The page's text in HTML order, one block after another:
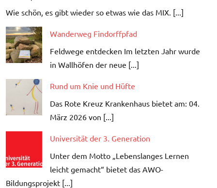
Wie schön, es gibt wieder so etwas wie das MIX. [...]
Wanderweg Findorffpfad
Feldwege entdecken Im letzten Jahr wurde
in Wallhöfen der neue [...]
Rund um Knie und Hüfte
Das Rote Kreuz Krankenhaus bietet am: 04.
März 2026 von [...]
Universität der 3. Generation
Unter dem Motto „Lebenslanges Lernen
leicht gemacht“ bietet das AWO-
Bildungsprojekt [...]